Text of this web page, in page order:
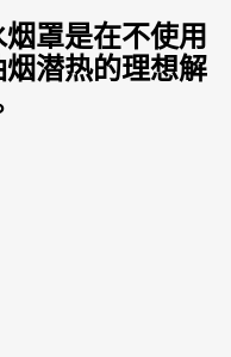
罩是在不使用
潜热的理想解